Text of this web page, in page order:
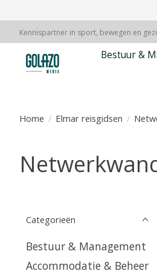
Kennispartner in sport, bewegen en
Bestuur &
Home / Elmar reisgidsen /
Categorieën
Bestuur & Management
Accommodatie & Beheer